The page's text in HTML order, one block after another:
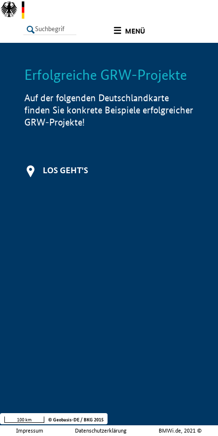
MENÜ
LISTE Info
Erfolgreiche GRW-Projekte
Auf der folgenden Deutschlandkarte
finden Sie konkrete Beispiele erfolgreicher
GRW-Projekte!
LOS GEHT'S
Impressum Datenschutzerklärung BMWi.de, 2021 ©
100 km © Geobasis-DE / BKG 2015